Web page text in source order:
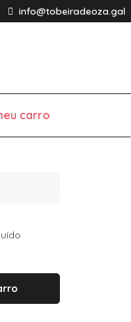
info@tobeiradeoza.gal
carro